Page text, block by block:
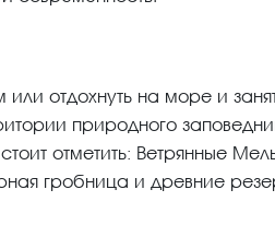
отдохнуть на море и
природного
отметить: Ветрянные
гробница и древние